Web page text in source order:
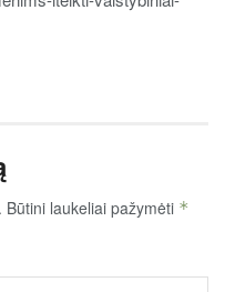
Būtini laukeliai pažymėti *